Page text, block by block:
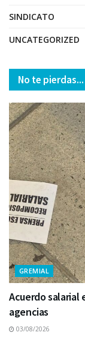
SINDICATO
UNCATEGORIZED
No te pierdas...
GREMIAL
Acuerdo salarial
agencias
03/08/2026